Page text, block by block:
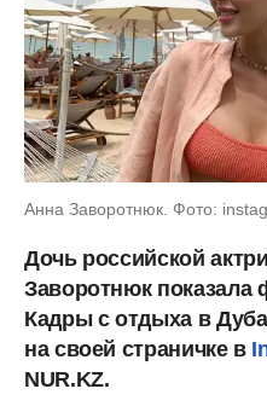
Анна Заворотнюк. Фото:
Дочь российской
Заворотнюк показала
Кадры с отдыха в
на своей страничке в
NUR.KZ.